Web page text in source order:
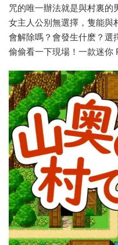
咒的唯一辦法就是與村裏的
女主人公别無選擇，隻能與
會解除嗎？會發生什麽？選
偷偷看一下現場！一款迷你